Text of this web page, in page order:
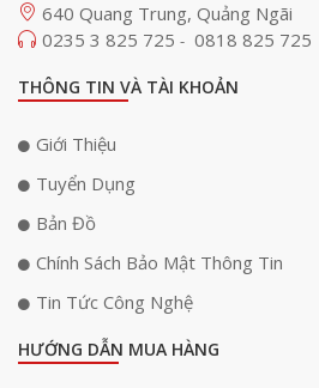
640 Quang Trung, Quảng Ngãi
0235 3 825 725 - 0818 825 725
THÔNG TIN VÀ TÀI KHOẢN
Giới Thiệu
Tuyển Dụng
Bản Đồ
Chính Sách Bảo Mật Thông Tin
Tin Tức Công Nghệ
HƯỚNG DẪN MUA HÀNG